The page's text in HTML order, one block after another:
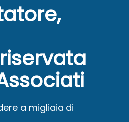
a migliaia di